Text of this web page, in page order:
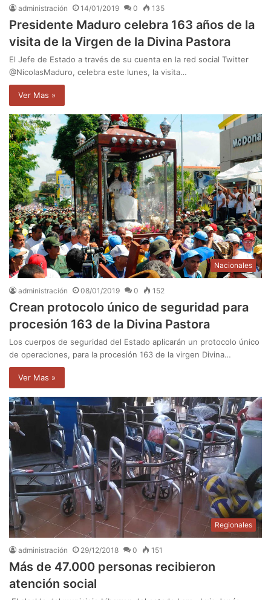
administración 14/01/2019 0 135
Presidente Maduro celebra 163 años de la
visita de la Virgen de la Divina Pastora
El Jefe de Estado a través de su cuenta en la red social Twitter
@NicolasMaduro, celebra este lunes, la visita…
Ver Mas »
Nacionales
administración 08/01/2019 0 152
Crean protocolo único de seguridad para
procesión 163 de la Divina Pastora
Los cuerpos de seguridad del Estado aplicarán un protocolo único
de operaciones, para la procesión 163 de la virgen Divina…
Ver Mas »
Regionales
administración 29/12/2018 0 151
Más de 47.000 personas recibieron
atención social